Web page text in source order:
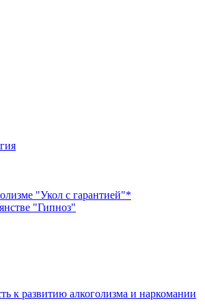
"Укол с гарантией"*
"Гипноз"
к развитию алкоголизма и наркомании